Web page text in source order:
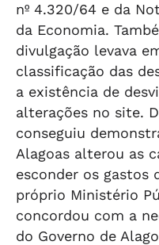
nº 4.320/64 e da
da Economia.
divulgação levava
classificação das
a existência de
alterações no site.
conseguiu
Alagoas alterou as
esconder os gastos
próprio Ministério
concordou com a
do Governo de